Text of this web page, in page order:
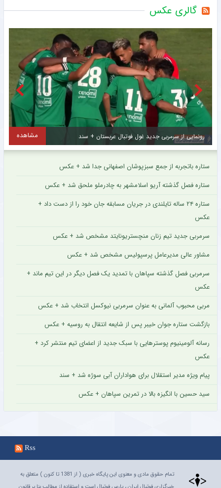
گالری عکس
رونمایی از سرمربی جدید غول فوتبال عربستان + سند مشاهده
ستاره باتجربه از جمع سبزپوشان اصفهانی جدا شد + عکس
ستاره فصل گذشته آریو اسلامشهر به چادرملو ملحق شد + عکس
ستاره ۲۴ ساله تایلندی در جریان مسابقه جان خود را از دست داد +
عکس
سرمربی جدید تیم زنان منچستریونایتد مشخص شد + عکس
مشاور عالی مدیرعامل پرسپولیس مشخص شد + عکس
سرمربی فصل گذشته سپاهان با تمدید یک فصل دیگر در این تیم ماند +
عکس
مربی محبوب آلمانی به عنوان سرمربی نیوکسل انتخاب شد + عکس
بازگشت ستاره جوان خیبر پس از شایعه انتقال به روسیه + عکس
رسانه آلومینیوم پوسترهایی با سبک جدید از اعضای تیم منتشر کرد +
عکس
پیام ویژه مدیر استقلال برای هواداران آبی سوژه شد + سند
سید حسین با انگیزه بالا در تمرین سپاهان + عکس
Rss
تمام حقوق مادی و معنوی این پایگاه خبری ( از 1381 تا کنون ) متعلق به